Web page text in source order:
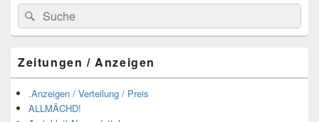
Suchen
nach:
Suchen
Zeitungen / Anzeigen
.Anzeigen / Verteilung / Preis
ALLMÄCHD!